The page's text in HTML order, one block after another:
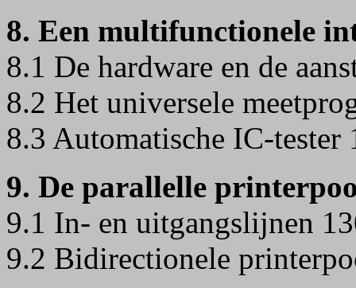
8. Een multifunctionele
8.1 De hardware en de
8.2 Het universele
8.3 Automatische IC-tester
9. De parallelle
9.1 In- en uitgangslijnen
9.2 Bidirectionele